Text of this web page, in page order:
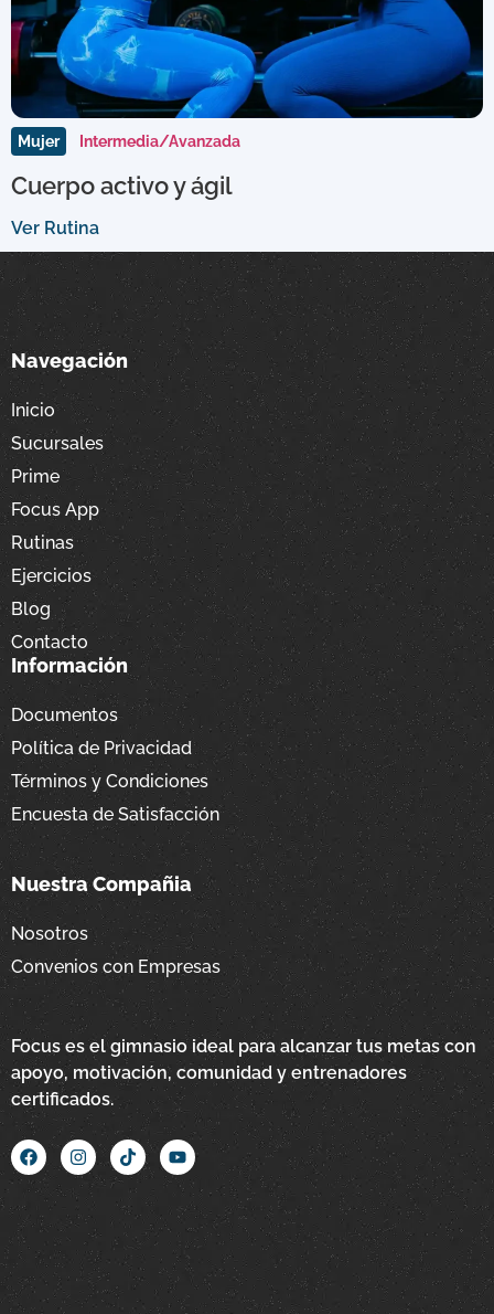
Mujer Intermedia/Avanzada
Cuerpo activo y ágil
Ver Rutina
Focus es el gimnasio ideal para alcanzar tus metas con
apoyo, motivación, comunidad y entrenadores
certificados.
Navegación
Inicio
Sucursales
Prime
Focus App
Rutinas
Ejercicios
Blog
Contacto
Información
Documentos
Política de Privacidad
Términos y Condiciones
Encuesta de Satisfacción
Nuestra Compañia
Nosotros
Convenios con Empresas